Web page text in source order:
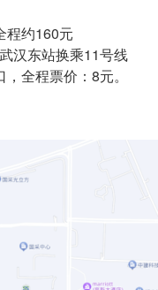
程约160元
汉东站换乘11号线
全程票价：8元。